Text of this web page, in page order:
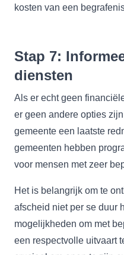
kosten van een
Stap 7:
diensten
Als er echt geen
er geen andere opties
gemeente een laatste
gemeenten hebben
voor mensen met zeer
Het is belangrijk om te
afscheid niet per se duur
mogelijkheden om met
een respectvolle uitvaart